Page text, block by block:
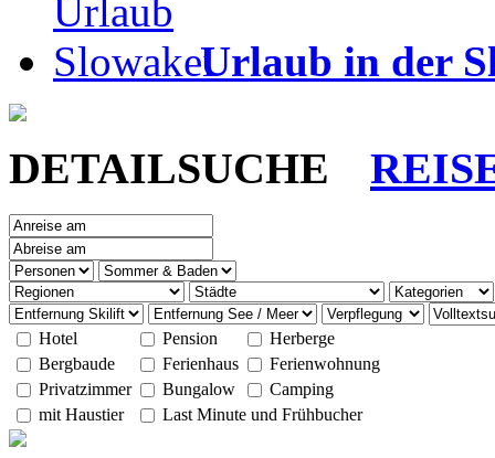
Urlaub in der
DETAILSUCHE
Hotel Pension
Herberge
Bergbaude
Ferienhaus
Ferienwohnung
Privatzimmer
Bungalow
Camping
mit Haustier
Last Minute und Frühbucher